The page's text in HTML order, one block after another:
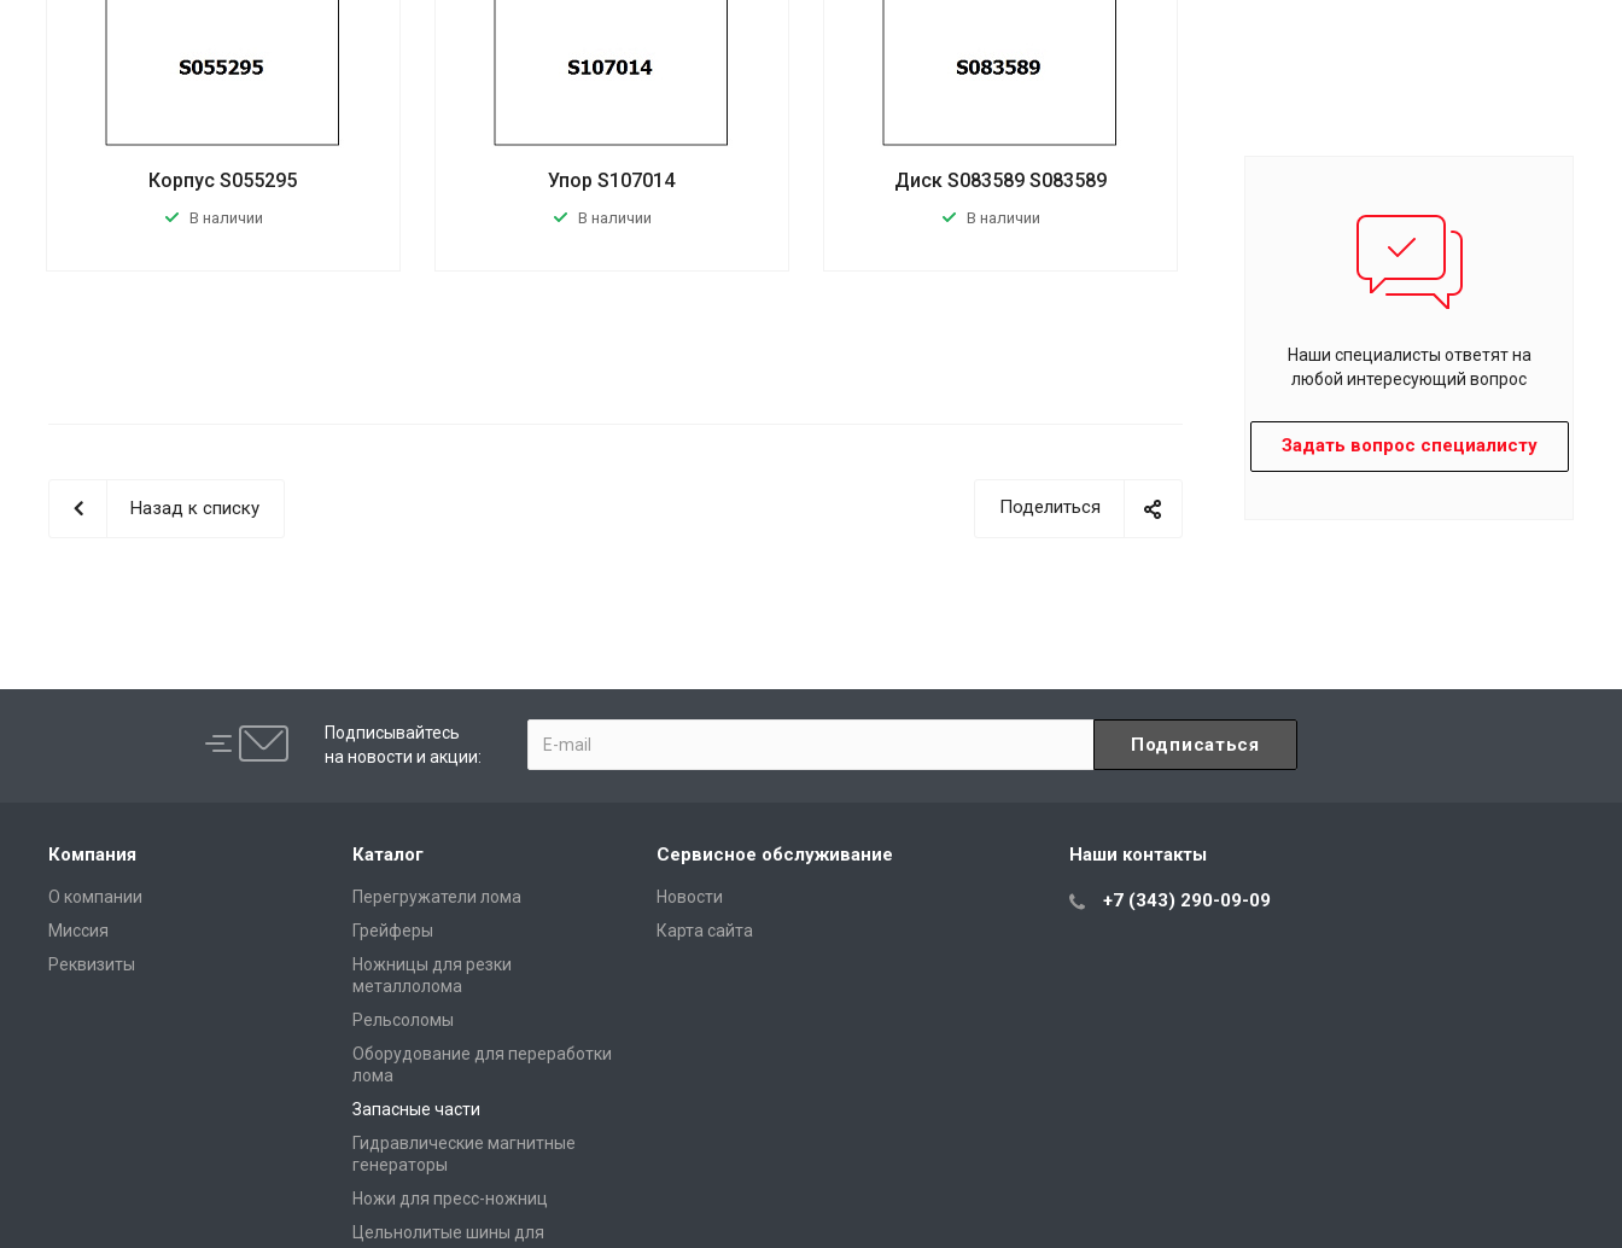
Корпус S055295
В наличии
Упор S107014
В наличии
Диск S083589 S083589
В наличии
Наши специалисты ответят на
любой интересующий вопрос
Задать вопрос специалисту
Поделиться
Назад к списку
Подписывайтесь
на новости и акции:
Компания
О компании
Миссия
Реквизиты
Каталог
Перегружатели лома
Грейферы
Ножницы для резки
металлолома
Рельсоломы
Оборудование для переработки
лома
Запасные части
Гидравлические магнитные
генераторы
Ножи для пресс-ножниц
Цельнолитые шины для
Сервисное обслуживание
Новости
Карта сайта
Наши контакты
+7 (343) 290-09-09